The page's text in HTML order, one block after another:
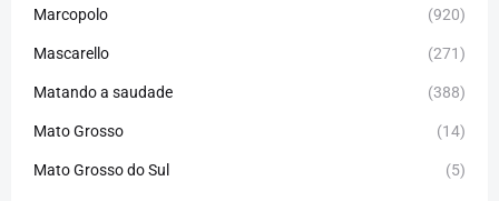
Marcopolo (920)
Mascarello (271)
Matando a saudade (388)
Mato Grosso (14)
Mato Grosso do Sul (5)